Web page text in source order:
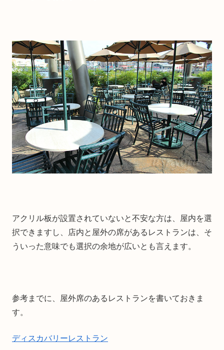
アクリル板が設置されていないと不安な方は、屋内を選
択できますし、店内と屋外の席があるレストランは、そ
ういった意味でも選択の余地が広いとも言えます。
参考までに、屋外席のあるレストランを書いておきま
す。
ディスカバリーレストラン